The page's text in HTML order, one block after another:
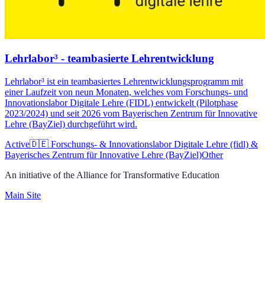
Lehrlabor³ - teambasierte Lehrentwicklung
Lehrlabor³ ist ein teambasiertes Lehrentwicklungsprogramm mit
einer Laufzeit von neun Monaten, welches vom Forschungs- und
Innovationslabor Digitale Lehre (FIDL) entwickelt (Pilotphase
2023/2024) und seit 2026 vom Bayerischen Zentrum für Innovative
Lehre (BayZiel) durchgeführt wird.
Active🇩🇪 Forschungs- & Innovationslabor Digitale Lehre (fidl) &
Bayerisches Zentrum für Innovative Lehre (BayZiel)Other
An initiative of the Alliance for Transformative Education
Main Site